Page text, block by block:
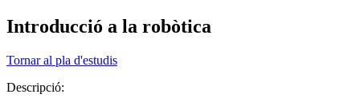
Introducció a la robòtica
Tornar al pla d'estudis
Descripció: